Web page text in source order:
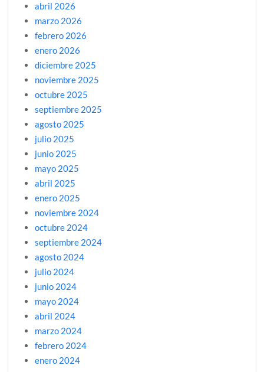
abril 2026
marzo 2026
febrero 2026
enero 2026
diciembre 2025
noviembre 2025
octubre 2025
septiembre 2025
agosto 2025
julio 2025
junio 2025
mayo 2025
abril 2025
enero 2025
noviembre 2024
octubre 2024
septiembre 2024
agosto 2024
julio 2024
junio 2024
mayo 2024
abril 2024
marzo 2024
febrero 2024
enero 2024